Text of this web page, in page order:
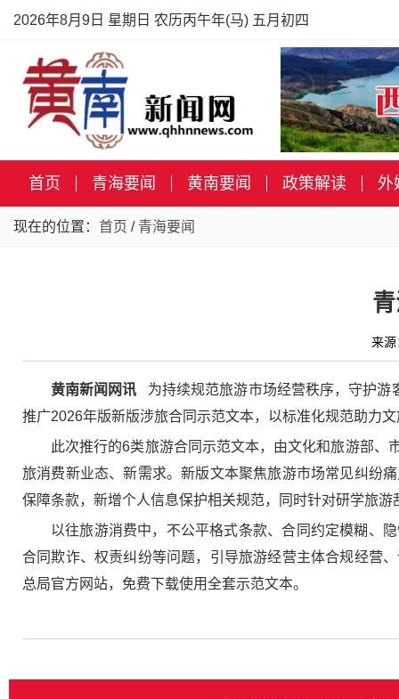
2026年8月9日 星期日 农历丙午年(马) 五月初四
首页 青海要闻 黄南要闻 政策解读 外
现在的位置： 首页 / 青海要闻
来
黄南新闻网讯
为持续规范旅游市场经营秩序，守护
推广2026年版新版涉旅合同示范文本，以标准化规范助力
此次推行的6类旅游合同示范文本，由文化和旅游部
旅消费新业态、新需求。新版文本聚焦旅游市场常见纠纷
保障条款，新增个人信息保护相关规范，同时针对研学旅
以往旅游消费中，不公平格式条款、合同约定模糊、
合同欺诈、权责纠纷等问题，引导旅游经营主体合规经营
总局官方网站，免费下载使用全套示范文本。